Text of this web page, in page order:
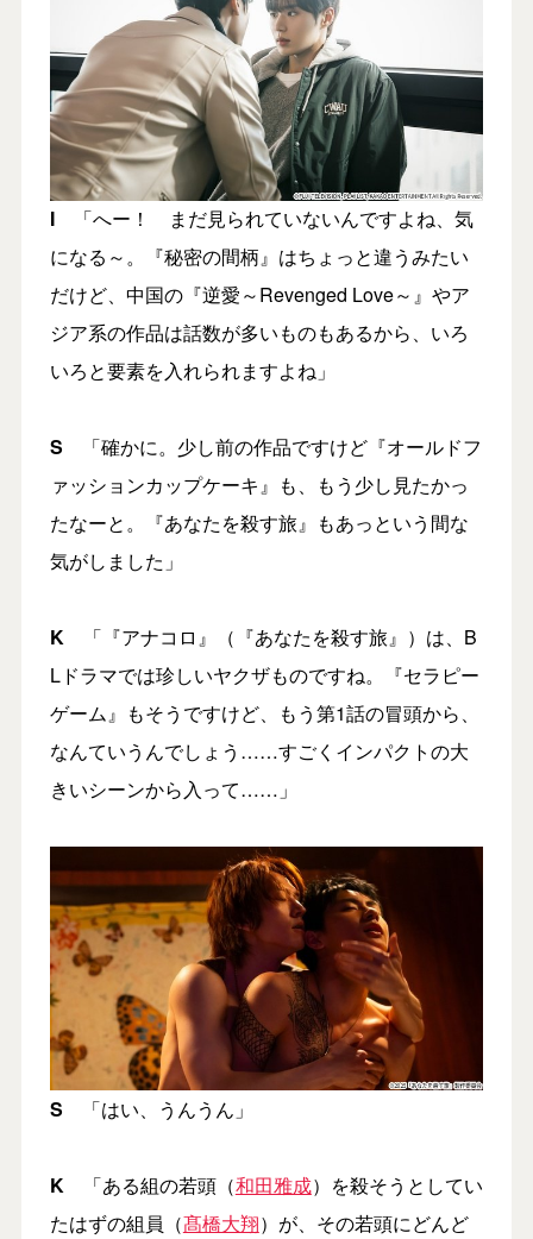
I「へー！ まだ見られていないんですよね、気
になる～。『秘密の間柄』はちょっと違うみたい
だけど、中国の『逆愛～Revenged Love～』やア
ジア系の作品は話数が多いものもあるから、いろ
いろと要素を入れられますよね」
S 「確かに。少し前の作品ですけど『オールドフ
ァッションカップケーキ』も、もう少し見たかっ
たなーと。『あなたを殺す旅』もあっという間な
気がしました」
K「『アナコロ』（『あなたを殺す旅』）は、B
Lドラマでは珍しいヤクザものですね。『セラピー
ゲーム』もそうですけど、もう第1話の冒頭から、
なんていうんでしょう……すごくインパクトの大
きいシーンから入って……」
S 「はい、うんうん」
K「ある組の若頭（和田雅成）を殺そうとしてい
たはずの組員（髙橋大翔）が、その若頭にどんど